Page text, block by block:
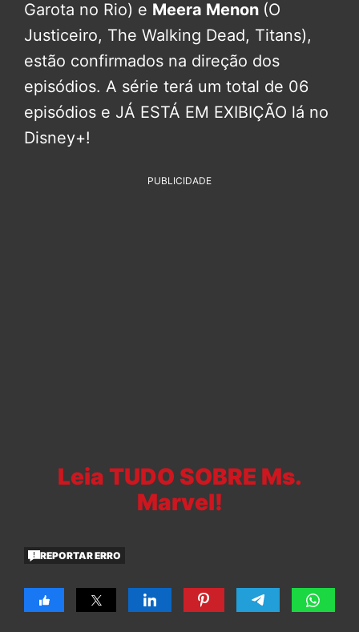
Garota no Rio) e Meera Menon (O
Justiceiro, The Walking Dead, Titans),
estão confirmados na direção dos
episódios. A série terá um total de 06
episódios e JÁ ESTÁ EM EXIBIÇÃO lá no
Disney+!
PUBLICIDADE
Leia TUDO SOBRE Ms.
Marvel!
REPORTAR ERRO